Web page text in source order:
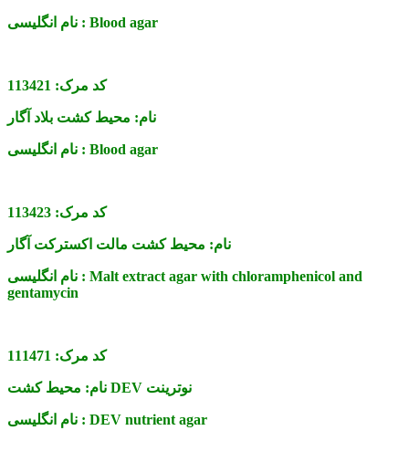
نام انگلیسی : Blood agar
کد مرک: 113421
نام: محیط کشت بلاد آگار
نام انگلیسی : Blood agar
کد مرک: 113423
نام: محیط کشت مالت اکسترکت آگار
نام انگلیسی : Malt extract agar with chloramphenicol and
gentamycin
کد مرک: 111471
نام: محیط کشت DEV نوترینت
نام انگلیسی : DEV nutrient agar